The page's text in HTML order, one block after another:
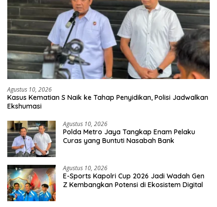
Agustus 10, 2026
Kasus Kematian S Naik ke Tahap Penyidikan, Polisi Jadwalkan
Ekshumasi
Agustus 10, 2026
Polda Metro Jaya Tangkap Enam Pelaku
Curas yang Buntuti Nasabah Bank
Agustus 10, 2026
E-Sports Kapolri Cup 2026 Jadi Wadah Gen
Z Kembangkan Potensi di Ekosistem Digital